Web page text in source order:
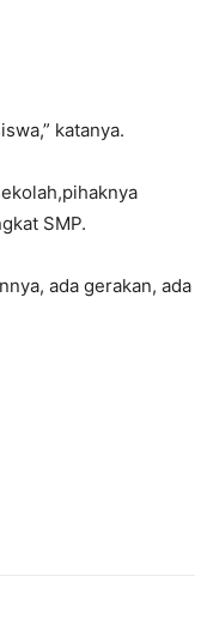
katanya.
SMP.
ada gerakan, ada